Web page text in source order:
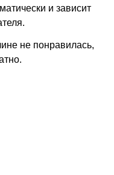
и зависит
не понравилась,